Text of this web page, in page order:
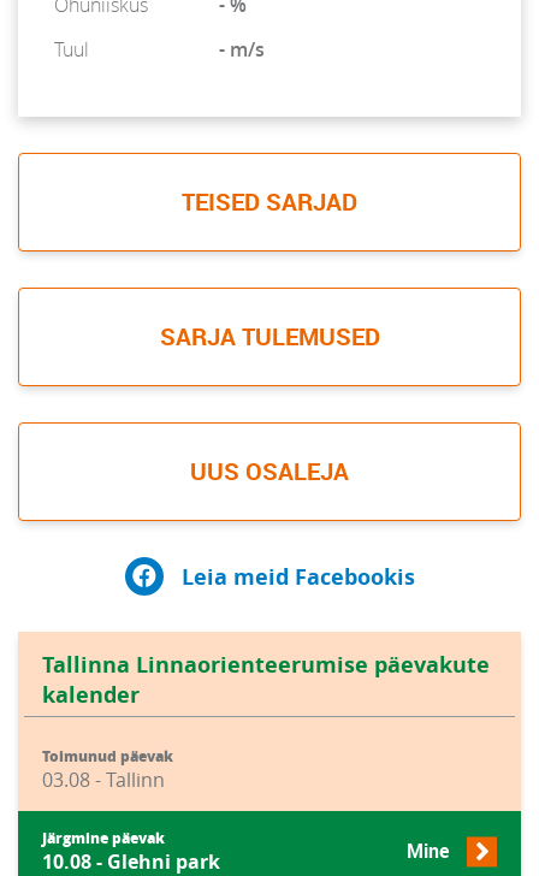
Tuul
- m/s
TEISED SARJAD
SARJA TULEMUSED
UUS OSALEJA
Leia meid Facebookis
Tallinna Linnaorienteerumise päevakute
kalender
Toimunud päevak
03.08 - Tallinn
Järgmine päevak
10.08 - Glehni park Mine